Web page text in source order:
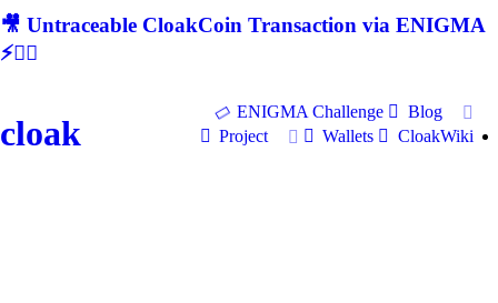
🎥 Untraceable CloakCoin Transaction via ENIGMA
⚡🕵‍♂
cloak
ENIGMA Challenge
Blog
Project
Wallets CloakWiki